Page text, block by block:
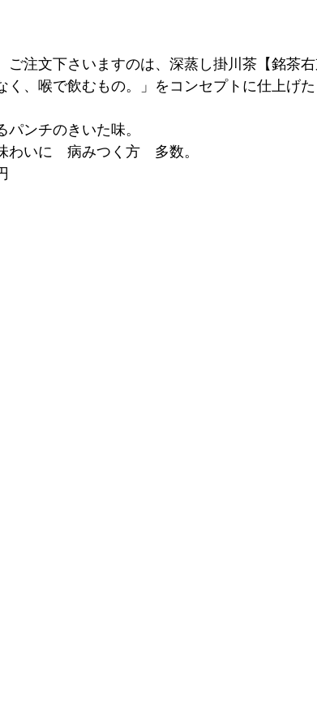
注文下さいますのは、深蒸し掛川茶【銘茶
く、喉で飲むもの。」をコンセプトに仕上げた
ンチのきいた味。
いに　病みつく方　多数。